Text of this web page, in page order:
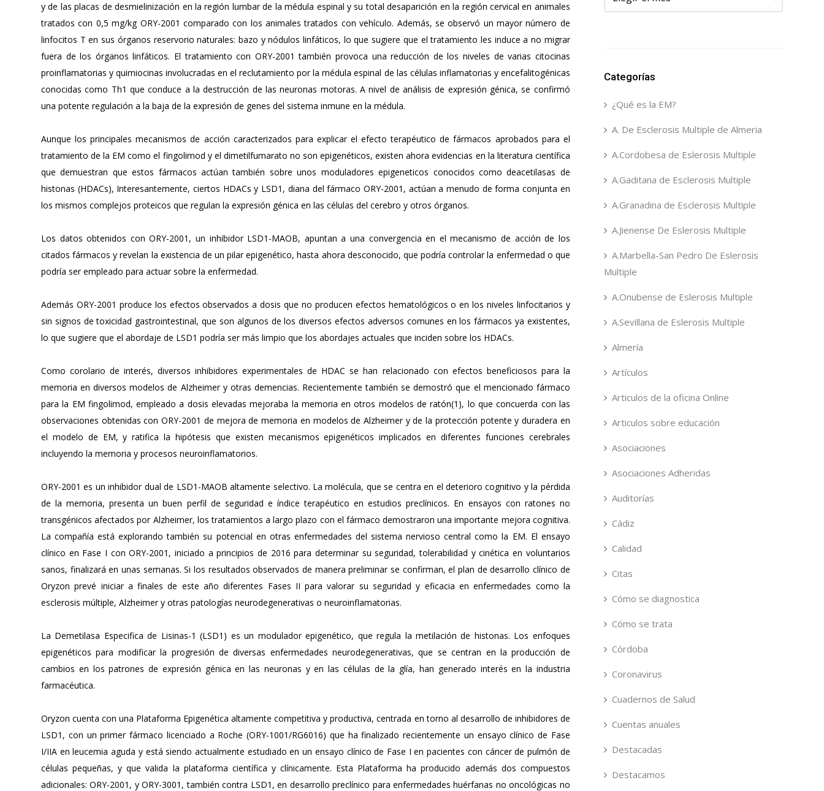
y de las placas de desmielinización en la región lumbar de la médula espinal y su total desaparición en la región cervical en animales
tratados con 0,5 mg/kg ORY-2001 comparado con los animales tratados con vehículo. Además, se observó un mayor número de
linfocitos T en sus órganos reservorio naturales: bazo y nódulos linfáticos, lo que sugiere que el tratamiento les induce a no migrar
fuera de los órganos linfáticos. El tratamiento con ORY-2001 también provoca una reducción de los niveles de varias citocinas
proinflamatorias y quimiocinas involucradas en el reclutamiento por la médula espinal de las células inflamatorias y encefalitogénicas
conocidas como Th1 que conduce a la destrucción de las neuronas motoras. A nivel de análisis de expresión génica, se confirmó
una potente regulación a la baja de la expresión de genes del sistema inmune en la médula.
Aunque los principales mecanismos de acción caracterizados para explicar el efecto terapéutico de fármacos aprobados para el
tratamiento de la EM como el fingolimod y el dimetilfumarato no son epigenéticos, existen ahora evidencias en la literatura científica
que demuestran que estos fármacos actúan también sobre unos moduladores epigeneticos conocidos como deacetilasas de
histonas (HDACs), Interesantemente, ciertos HDACs y LSD1, diana del fármaco ORY-2001, actúan a menudo de forma conjunta en
los mismos complejos proteicos que regulan la expresión génica en las células del cerebro y otros órganos.
Los datos obtenidos con ORY-2001, un inhibidor LSD1-MAOB, apuntan a una convergencia en el mecanismo de acción de los
citados fármacos y revelan la existencia de un pilar epigenético, hasta ahora desconocido, que podría controlar la enfermedad o que
podría ser empleado para actuar sobre la enfermedad.
Además ORY-2001 produce los efectos observados a dosis que no producen efectos hematológicos o en los niveles linfocitarios y
sin signos de toxicidad gastrointestinal, que son algunos de los diversos efectos adversos comunes en los fármacos ya existentes,
lo que sugiere que el abordaje de LSD1 podría ser más limpio que los abordajes actuales que inciden sobre los HDACs.
Como corolario de interés, diversos inhibidores experimentales de HDAC se han relacionado con efectos beneficiosos para la
memoria en diversos modelos de Alzheimer y otras demencias. Recientemente también se demostró que el mencionado fármaco
para la EM fingolimod, empleado a dosis elevadas mejoraba la memoria en otros modelos de ratón(1), lo que concuerda con las
observaciones obtenidas con ORY-2001 de mejora de memoria en modelos de Alzheimer y de la protección potente y duradera en
el modelo de EM, y ratifica la hipótesis que existen mecanismos epigenéticos implicados en diferentes funciones cerebrales
incluyendo la memoria y procesos neuroinflamatorios.
ORY-2001 es un inhibidor dual de LSD1-MAOB altamente selectivo. La molécula, que se centra en el deterioro cognitivo y la pérdida
de la memoria, presenta un buen perfil de seguridad e índice terapéutico en estudios preclínicos. En ensayos con ratones no
transgénicos afectados por Alzheimer, los tratamientos a largo plazo con el fármaco demostraron una importante mejora cognitiva.
La compañía está explorando también su potencial en otras enfermedades del sistema nervioso central como la EM. El ensayo
clínico en Fase I con ORY-2001, iniciado a principios de 2016 para determinar su seguridad, tolerabilidad y cinética en voluntarios
sanos, finalizará en unas semanas. Si los resultados observados de manera preliminar se confirman, el plan de desarrollo clínico de
Oryzon prevé iniciar a finales de este año diferentes Fases II para valorar su seguridad y eficacia en enfermedades como la
esclerosis múltiple, Alzheimer y otras patologías neurodegenerativas o neuroinflamatorias.
La Demetilasa Especifica de Lisinas-1 (LSD1) es un modulador epigenético, que regula la metilación de histonas. Los enfoques
epigenéticos para modificar la progresión de diversas enfermedades neurodegenerativas, que se centran en la producción de
cambios en los patrones de expresión génica en las neuronas y en las células de la glía, han generado interés en la industria
farmacéutica.
Oryzon cuenta con una Plataforma Epigenética altamente competitiva y productiva, centrada en torno al desarrollo de inhibidores de
LSD1, con un primer fármaco licenciado a Roche (ORY-1001/RG6016) que ha finalizado recientemente un ensayo clínico de Fase
I/IIA en leucemia aguda y está siendo actualmente estudiado en un ensayo clínico de Fase I en pacientes con cáncer de pulmón de
células pequeñas, y que valida la plataforma científica y clínicamente. Esta Plataforma ha producido además dos compuestos
adicionales: ORY-2001, y ORY-3001, también contra LSD1, en desarrollo preclínico para enfermedades huérfanas no oncológicas no
Categorías
¿Qué es la EM?
A. De Esclerosis Multiple de Almeria
A.Cordobesa de Eslerosis Multiple
A.Gaditana de Esclerosis Multiple
A.Granadina de Esclerosis Multiple
A.Jienense De Eslerosis Multiple
A.Marbella-San Pedro De Eslerosis
Multiple
A.Onubense de Eslerosis Multiple
A.Sevillana de Eslerosis Multiple
Almería
Artículos
Articulos de la oficina Online
Articulos sobre educación
Asociaciones
Asociaciones Adheridas
Auditorías
Cádiz
Calidad
Citas
Cómo se diagnostica
Cómo se trata
Córdoba
Coronavirus
Cuadernos de Salud
Cuentas anuales
Destacadas
Destacamos